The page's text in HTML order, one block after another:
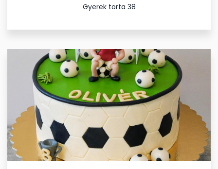
Gyerek torta 38